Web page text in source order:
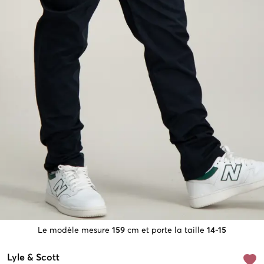
Le modèle mesure 159 cm et porte la taille 14-15
Lyle & Scott